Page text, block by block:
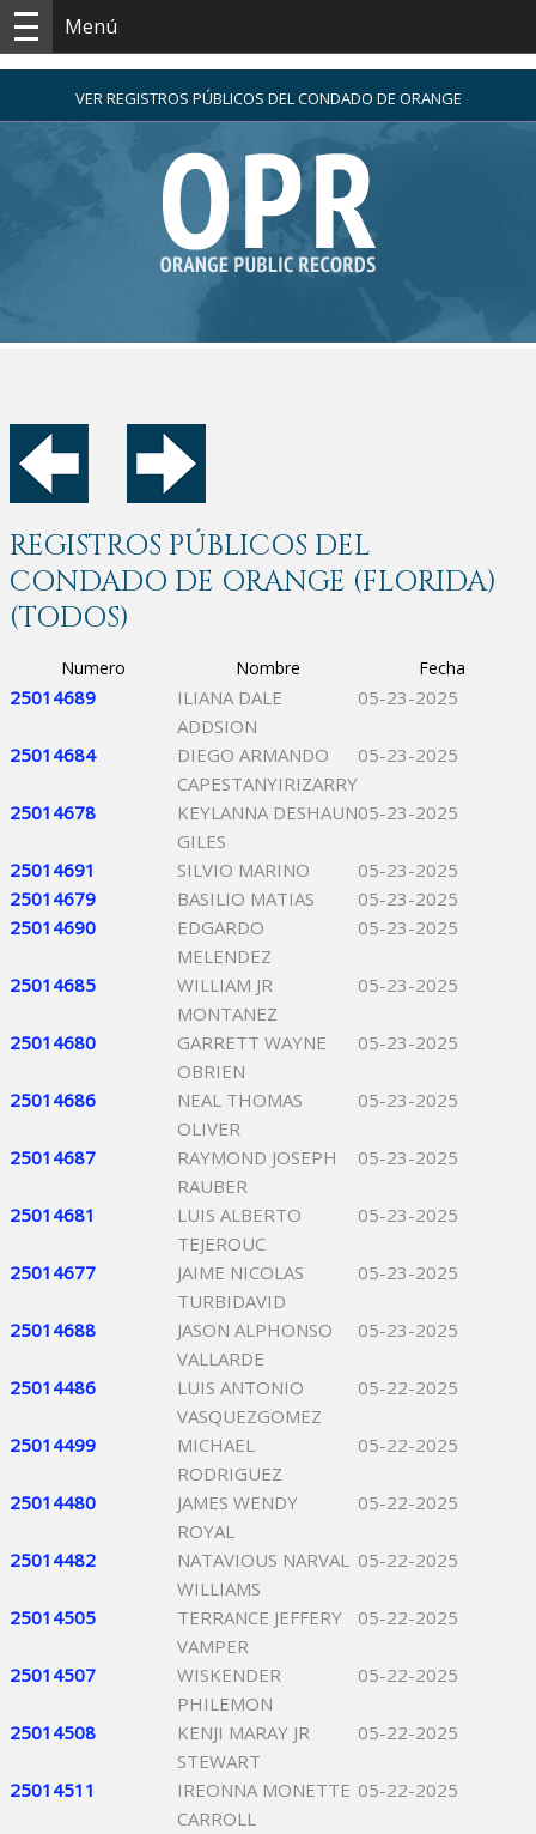
Menú
VER REGISTROS PÚBLICOS DEL CONDADO DE ORANGE
REGISTROS PÚBLICOS DEL
CONDADO DE ORANGE (FLORIDA)
(TODOS)
Numero Nombre Fecha
25014689
ILIANA DALE
ADDSION
05-23-2025
25014684
DIEGO ARMANDO
CAPESTANYIRIZARRY
05-23-2025
25014678
KEYLANNA DESHAUN
GILES
05-23-2025
25014691 SILVIO MARINO
05-23-2025
25014679
BASILIO MATIAS
05-23-2025
25014690
EDGARDO
MELENDEZ
05-23-2025
25014685
WILLIAM JR
MONTANEZ
05-23-2025
25014680
GARRETT WAYNE
OBRIEN
05-23-2025
25014686
NEAL THOMAS
OLIVER
05-23-2025
25014687
RAYMOND JOSEPH
RAUBER
05-23-2025
25014681
LUIS ALBERTO
TEJEROUC
05-23-2025
25014677
JAIME NICOLAS
TURBIDAVID
05-23-2025
25014688
JASON ALPHONSO
VALLARDE
05-23-2025
25014486
LUIS ANTONIO
VASQUEZGOMEZ
05-22-2025
25014499
MICHAEL
RODRIGUEZ
05-22-2025
25014480
JAMES WENDY
ROYAL
05-22-2025
25014482
NATAVIOUS NARVAL
WILLIAMS
05-22-2025
25014505
TERRANCE JEFFERY
VAMPER
05-22-2025
25014507
WISKENDER
PHILEMON
05-22-2025
25014508
KENJI MARAY JR
STEWART
05-22-2025
25014511
IREONNA MONETTE
CARROLL
05-22-2025